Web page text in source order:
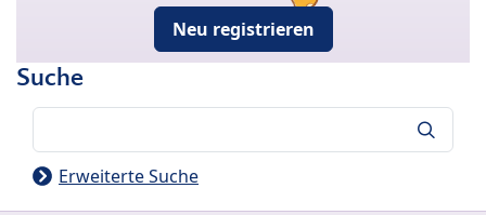
Neu registrieren
Suche
Erweiterte Suche